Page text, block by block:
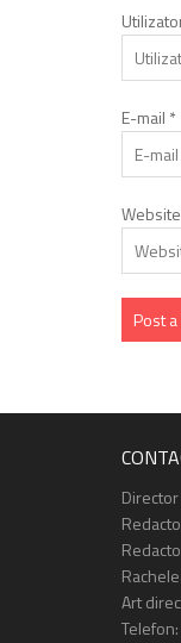
E-mail *
Website
Art